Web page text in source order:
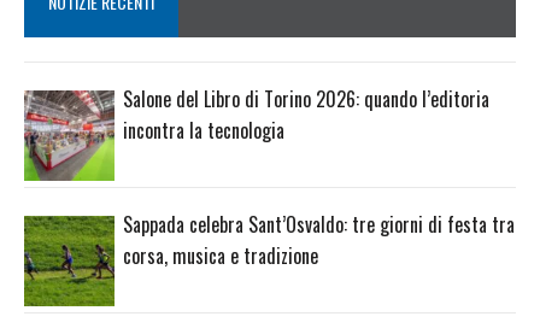
Salone del Libro di Torino 2026: quando l’editoria
incontra la tecnologia
Sappada celebra Sant’Osvaldo: tre giorni di festa tra
corsa, musica e tradizione